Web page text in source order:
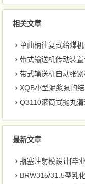
相关文章
单曲柄往复式给煤
带式输送机传动装
带式输送机自动张
XQB小型泥浆泵的
Q3110滚筒式抛丸清理机
最新文章
瓶塞注射模设计[毕
BRW315/31.5型乳